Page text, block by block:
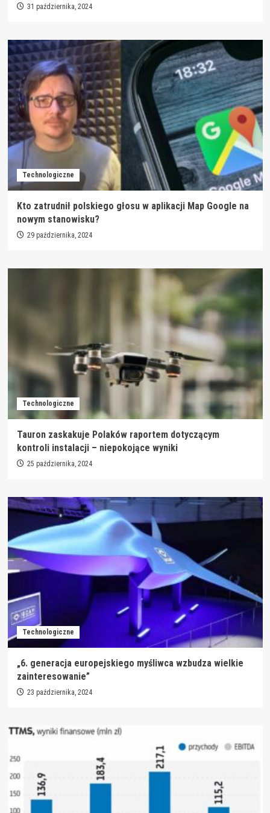
31 października, 2024
Technologiczne
Kto zatrudnił polskiego głosu w aplikacji Map Google na
nowym stanowisku?
29 października, 2024
Technologiczne
Tauron zaskakuje Polaków raportem dotyczącym
kontroli instalacji – niepokojące wyniki
25 października, 2024
Technologiczne
„6. generacja europejskiego myśliwca wzbudza wielkie
zainteresowanie”
23 października, 2024